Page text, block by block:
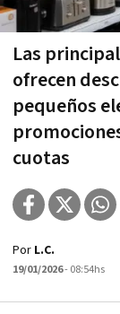
Las
ofrecen
pequeños
cuotas
Por L.C.
19/01/2026- 08:54hs